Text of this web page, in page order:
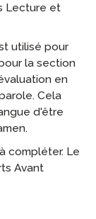
Lecture et
utilisé pour
la section
en
Cela
d'être
compléter. Le
Avant